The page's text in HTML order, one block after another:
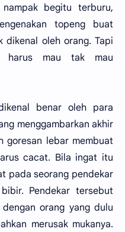
begitu terburu,
topeng buat
dikenal oleh orang. Tapi
harus mau tak mau
benar oleh para
menggambarkan akhir
goresan lebar membuat
cacat. Bila ingat itu
pada seorang pendekar
Pendekar tersebut
orang yang dulu
merusak mukanya.